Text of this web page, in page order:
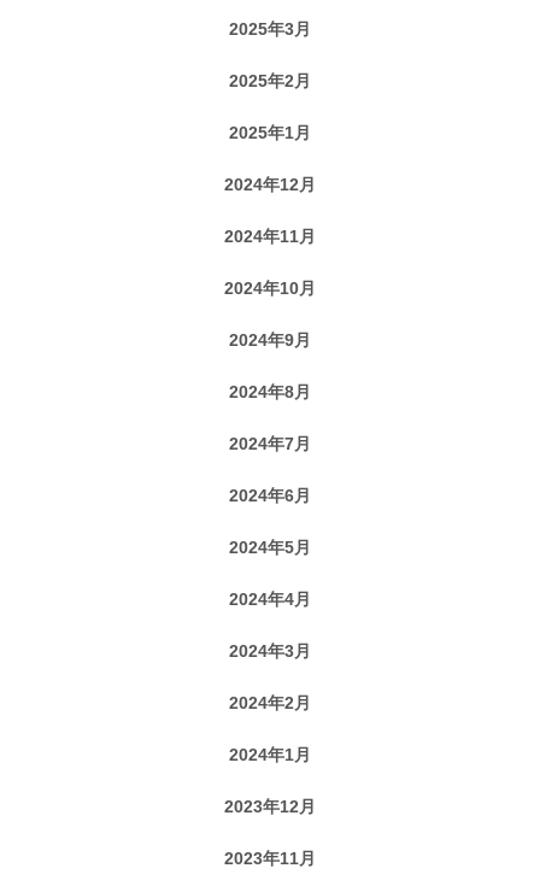
2025年3月
2025年2月
2025年1月
2024年12月
2024年11月
2024年10月
2024年9月
2024年8月
2024年7月
2024年6月
2024年5月
2024年4月
2024年3月
2024年2月
2024年1月
2023年12月
2023年11月